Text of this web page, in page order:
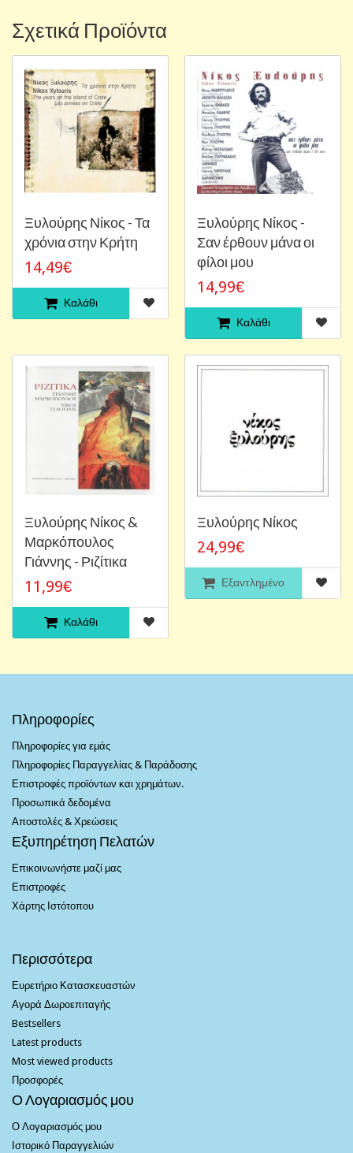
Σχετικά Προϊόντα
Ξυλούρης Νίκος - Τα
χρόνια στην Κρήτη
14,49€
Καλάθι
Ξυλούρης Νίκος -
Σαν έρθουν μάνα οι
φίλοι μου
14,99€
Καλάθι
Ξυλούρης Νίκος &
Μαρκόπουλος
Γιάννης - Ριζίτικα
11,99€
Καλάθι
Ξυλούρης Νίκος
24,99€
Εξαντλημένο
Πληροφορίες
Πληροφορίες για εμάς
Πληροφορίες Παραγγελίας & Παράδοσης
Επιστροφές προϊόντων και χρημάτων.
Προσωπικά δεδομένα
Αποστολές & Χρεώσεις
Εξυπηρέτηση Πελατών
Επικοινωνήστε μαζί μας
Επιστροφές
Χάρτης Ιστότοπου
Περισσότερα
Ευρετήριο Κατασκευαστών
Αγορά Δωροεπιταγής
Bestsellers
Latest products
Most viewed products
Προσφορές
Ο Λογαριασμός μου
Ο Λογαριασμός μου
Ιστορικό Παραγγελιών